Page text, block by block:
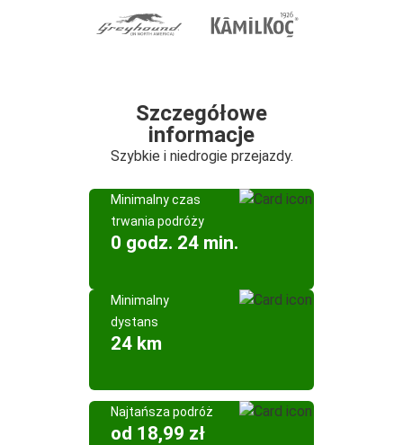
Szczegółowe
informacje
Szybkie i niedrogie przejazdy.
Minimalny czas
trwania podróży
0 godz. 24 min.
Minimalny
dystans
24 km
Najtańsza podróż
od 18,99 zł